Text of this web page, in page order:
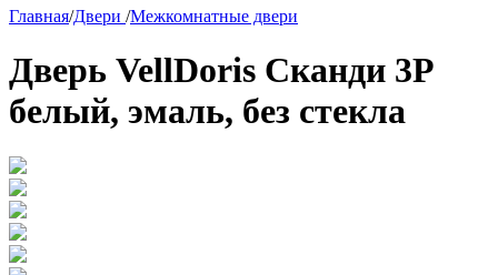
Главная/Двери /Межкомнатные двери
Дверь VellDoris Сканди 3P
белый, эмаль, без стекла